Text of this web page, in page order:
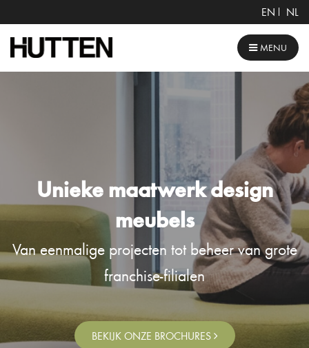
EN NL
MENU
Unieke maatwerk design
meubels
Van eenmalige projecten tot beheer van grote
franchise-filialen
BEKIJK ONZE BROCHURES